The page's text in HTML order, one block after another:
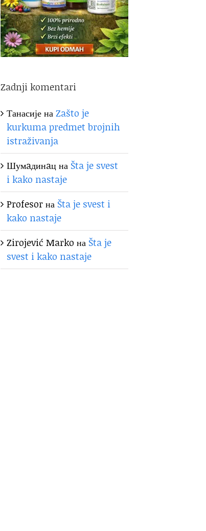
Zadnji komentari
ТанасијенаZašto je
kurkuma predmet brojnih
istraživanja
Шумaдинaцна Šta je svest
i kako nastaje
Profesorна Šta je svest i
kako nastaje
Zirojević Marko на Šta je
svest i kako nastaje